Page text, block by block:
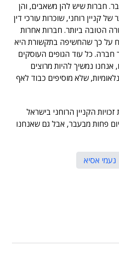
חברות שיש להן משאבים, והן
קניין רוחני, שוכרות עורכי דין
הטובה ביותר. חברות אחרות
על כך שהחשיפה בתקשורת היא
חברה. כל עוד הגופים העוסקים
אנחנו נמשיך להיות מרוצים
שלא מוסיפים כבוד לאף
הקניין הרוחני בישראל
פחות מבעבר, אבל גם שאנחנו
נעמי אסיא